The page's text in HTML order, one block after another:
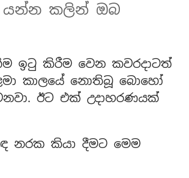
යන්න කලින් ඔබ
ඉටු කිරීම වෙන කවරදාටත්
කාලයේ නොතිබූ බොහෝ
ඊට එක් උදාහරණයක්
නරක කියා දීමට මෙම